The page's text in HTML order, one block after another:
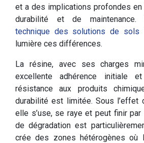
et a des implications profondes
durabilité et de maintenance.
technique des solutions de sols
lumière ces différences.
La résine, avec ses charges
excellente adhérence initiale
résistance aux produits
durabilité est limitée. Sous l’effet
elle s’use, se raye et peut finir par
de dégradation est
crée des zones hétérogènes où